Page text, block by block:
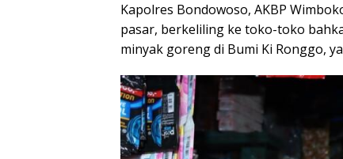
Kapolres Bondowoso, AKBP
pasar, berkeliling ke toko-toko
minyak goreng di Bumi Ki Ronggo,